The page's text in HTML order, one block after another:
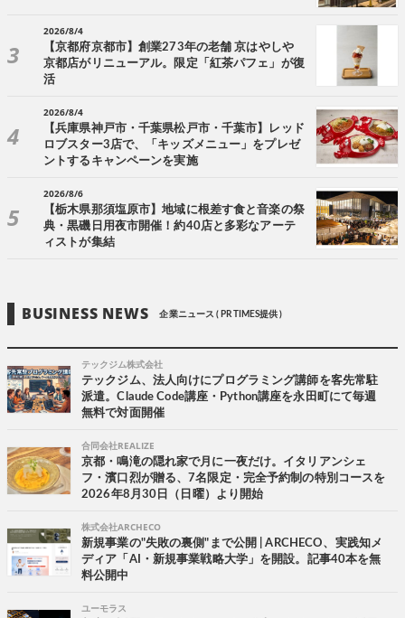
2026/8/4
【京都府京都市】創業273年の老舗 京はやしや
京都店がリニューアル。限定「紅茶パフェ」が復
活
2026/8/4
【兵庫県神戸市・千葉県松戸市・千葉市】レッド
ロブスター3店で、「キッズメニュー」をプレゼ
ントするキャンペーンを実施
2026/8/6
【栃木県那須塩原市】地域に根差す食と音楽の祭
典・黒磯日用夜市開催！約40店と多彩なアーテ
ィストが集結
BUSINESS NEWS 企業ニュース ( PR TIMES提供 )
テックジム株式会社
テックジム、法人向けにプログラミング講師を客先常駐
派遣。Claude Code講座・Python講座を永田町にて毎週
無料で対面開催
合同会社REALIZE
京都・鳴滝の隠れ家で月に一夜だけ。イタリアンシェ
フ・濱口烈が贈る、7名限定・完全予約制の特別コースを
2026年8月30日（日曜）より開始
株式会社ARCHECO
新規事業の"失敗の裏側"まで公開 | ARCHECO、実践知メ
ディア「AI・新規事業戦略大学」を開設。記事40本を無
料公開中
ユーモラス